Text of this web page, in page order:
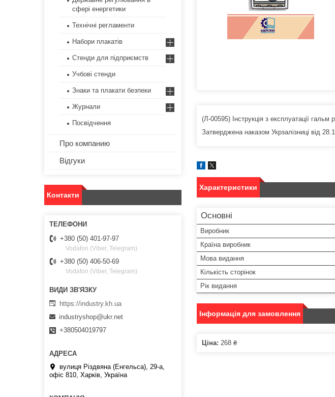
(Л-00595) Інструкція з експлуатації
Затверджена наказом Укрзалізниці від
Характеристики
Основні
Виробник
Країна виробник
Мова видання
Кількість сторінок
Рік видання
Інформація для замовлення
Ціна: 268 ₴
сфері енергетики
Технічні регламенти
Набори плакатів
Стенди для підприємств
Учбові стенди
Знаки та плакати безпеки
Журнали
Посвідчення
Про компанию
Відгуки
Контакти
+380 (50) 401-97-97
Vodafon (Viber, Telegram)
+380 (50) 406-50-69
Vodafon (Viber, Telegram)
https://industry.kh.ua
industryshop@ukr.net
+380504019797
вулиця Різдвяна (Енгельса), 29-а,
офіс 810, Харків, Україна